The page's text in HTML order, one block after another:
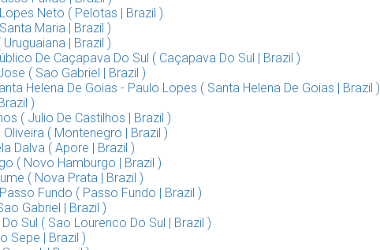
Neto ( Pelotas | Brazil )
Maria | Brazil )
| Brazil )
De Caçapava Do Sul ( Caçapava Do Sul | Brazil )
( Sao Gabriel | Brazil )
Helena De Goias - Paulo Lopes ( Santa Helena De Goias | Brazil )
)
( Julio De Castilhos | Brazil )
Oliveira ( Montenegro | Brazil )
Dalva ( Apore | Brazil )
( Novo Hamburgo | Brazil )
( Nova Prata | Brazil )
Fundo ( Passo Fundo | Brazil )
Gabriel | Brazil )
Sul ( Sao Lourenco Do Sul | Brazil )
Sepe | Brazil )